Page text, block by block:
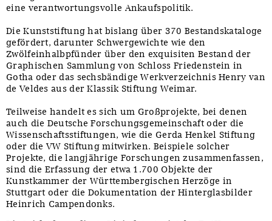
eine verantwortungsvolle Ankaufspolitik.
Die Kunststiftung hat bislang über 370 Bestandskataloge
gefördert, darunter Schwergewichte wie den
Zwölfeinhalbpfünder über den exquisiten Bestand der
Graphischen Sammlung von Schloss Friedenstein in
Gotha oder das sechsbändige Werkverzeichnis Henry van
de Veldes aus der Klassik Stiftung Weimar.
Teilweise handelt es sich um Großprojekte, bei denen
auch die Deutsche Forschungsgemeinschaft oder die
Wissenschaftsstiftungen, wie die Gerda Henkel Stiftung
oder die VW Stiftung mitwirken. Beispiele solcher
Projekte, die langjährige Forschungen zusammenfassen,
sind die Erfassung der etwa 1.700 Objekte der
Kunstkammer der Württembergischen Herzöge in
Stuttgart oder die Dokumentation der Hinterglasbilder
Heinrich Campendonks.